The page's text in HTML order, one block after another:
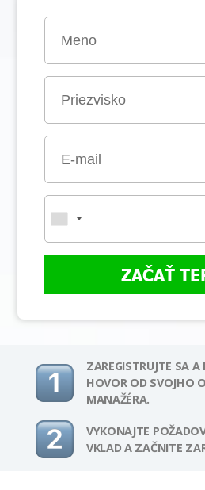
ZAČAŤ
ZAREGISTRUJTE SA A
HOVOR OD SVOJHO
MANAŽÉRA.
VYKONAJTE
VKLAD A ZAČNITE